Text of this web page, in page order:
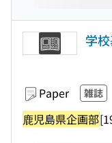
学
Paper 雑誌
鹿児島県企画部